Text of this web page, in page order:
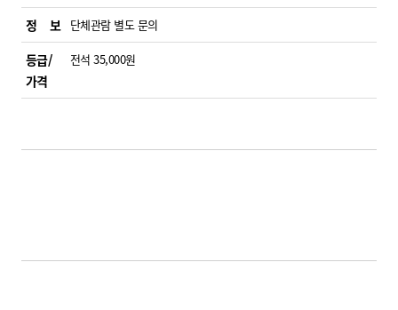
정 보 단체관람 별도 문의
등급/
가격
전석 35,000원